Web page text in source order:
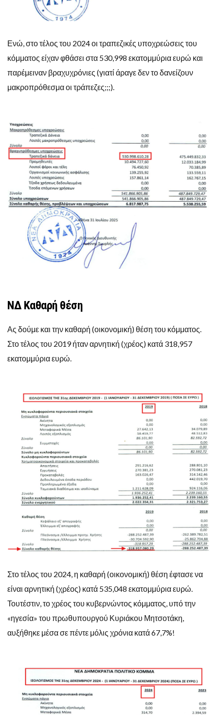
Ενώ, στο τέλος του 2024 οι τραπεζικές υποχρεώσεις του
κόμματος είχαν φθάσει στα 530,998 εκατομμύρια ευρώ και
παρέμειναν βραχυχρόνιες (γιατί άραγε δεν το δανείζουν
μακροπρόθεσμα οι τράπεζες;;;).
ΝΔ Καθαρή θέση
Ας δούμε και την καθαρή (οικονομική) θέση του κόμματος.
Στο τέλος του 2019 ήταν αρνητική (χρέος) κατά 318,957
εκατομμύρια ευρώ.
Στο τέλος του 2024, η καθαρή (οικονομική) θέση έφτασε να
είναι αρνητική (χρέος) κατά 535,048 εκατομμύρια ευρώ.
Τουτέστιν, το χρέος του κυβερνώντος κόμματος, υπό την
«ηγεσία» του πρωθυπουργού Κυριάκου Μητσοτάκη,
αυξήθηκε μέσα σε πέντε μόλις χρόνια κατά 67,7%!